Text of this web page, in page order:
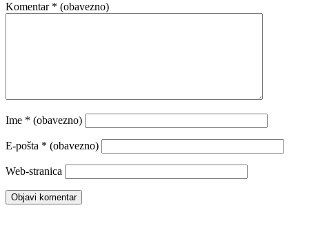
Komentar * (obavezno)
Ime * (obavezno)
E-pošta * (obavezno)
Web-stranica